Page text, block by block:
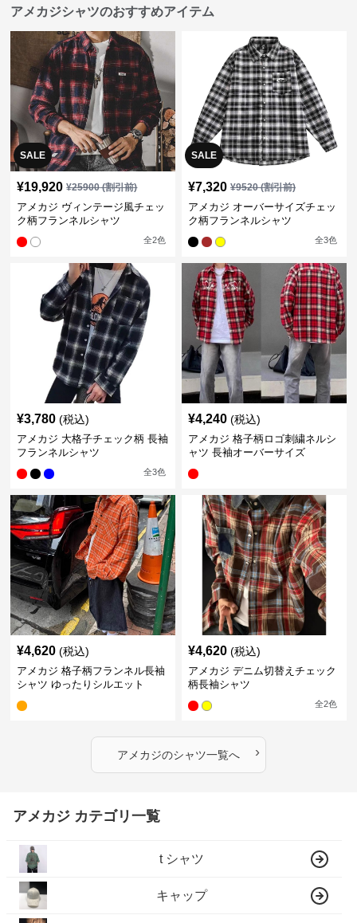
アメカジシャツのおすすめアイテム
SALE
¥19,920 ¥25900(割引前)
アメカジ ヴィンテージ風チェッ
ク柄フランネルシャツ
全2色
SALE
¥7,320 ¥9520(割引前)
アメカジ オーバーサイズチェッ
ク柄フランネルシャツ
全3色
¥3,780 (税込)
アメカジ 大格子チェック柄 長袖
フランネルシャツ
全3色
¥4,240 (税込)
アメカジ 格子柄ロゴ刺繍ネルシ
ャツ 長袖オーバーサイズ
¥4,620 (税込)
アメカジ 格子柄フランネル長袖
シャツ ゆったりシルエット
¥4,620 (税込)
アメカジ デニム切替えチェック
柄長袖シャツ
全2色
アメカジのシャツ一覧へ ›
アメカジ カテゴリ一覧
t シャツ
キャップ